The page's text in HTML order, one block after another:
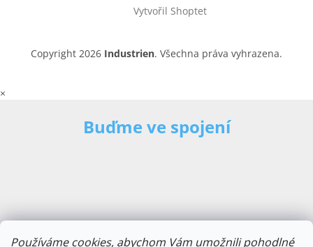
Používáme cookies, abychom Vám umožnili pohodlné
Vytvořil Shoptet
Copyright 2026 Industrien. Všechna práva vyhrazena.
×
Buďme ve spojení